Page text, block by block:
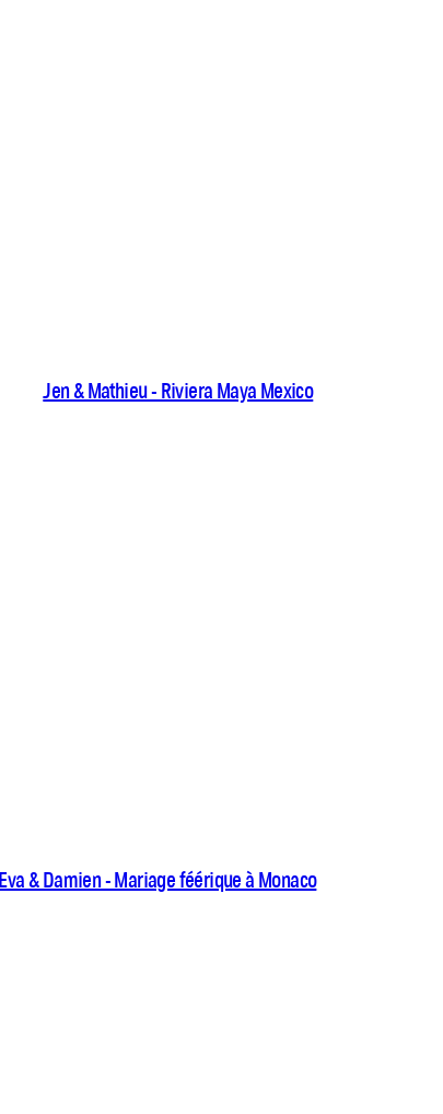
Jen & Mathieu - Riviera Maya Mexico
Eva & Damien - Mariage féérique à Monaco